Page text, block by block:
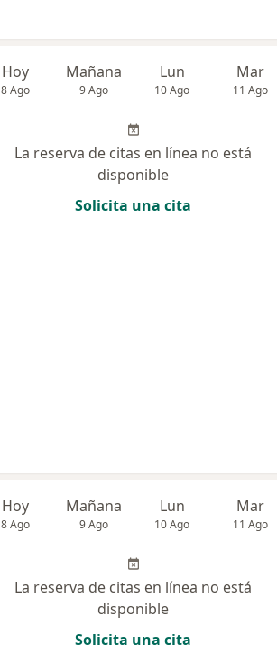
Hoy
8 Ago
Mañana
9 Ago
Lun
10 Ago
Mar
11 Ago
La reserva de citas en línea no está
disponible
Solicita una cita
Hoy
8 Ago
Mañana
9 Ago
Lun
10 Ago
Mar
11 Ago
La reserva de citas en línea no está
disponible
Solicita una cita